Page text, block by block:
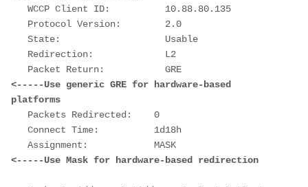
<-----Use generic GRE for hardware-based
platforms
<-----Use Mask for hardware-based redirection